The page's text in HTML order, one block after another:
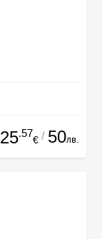
25.57
€ / 50лв.